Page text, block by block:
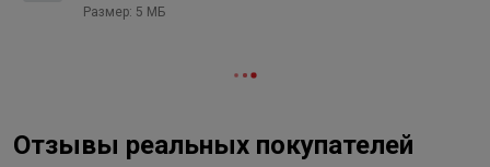
Размер: 5 МБ
Отзывы реальных покупателей